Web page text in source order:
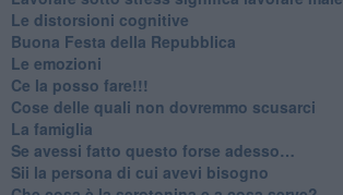
​Le distorsioni cognitive
​Buona Festa della Repubblica
Le emozioni
​Ce la posso fare!!!
​Cose delle quali non dovremmo scusarci
​La famiglia
​Se avessi fatto questo forse adesso…
​Sii la persona di cui avevi bisogno